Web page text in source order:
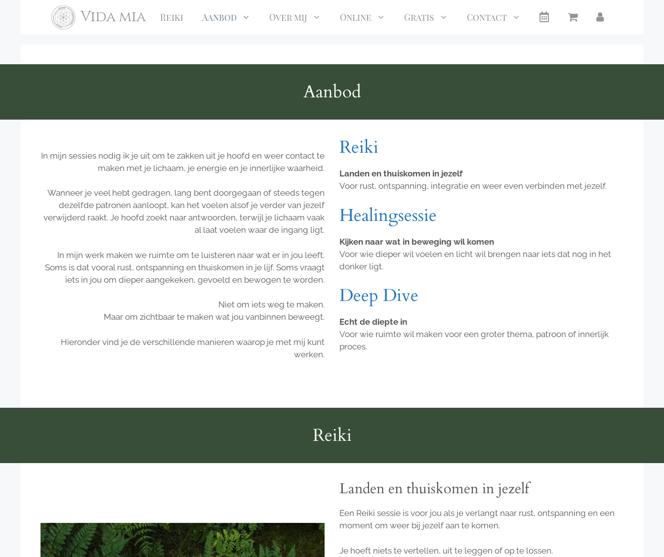
Vida mia Reiki Aanbod Over mij Online Gratis Contact AgendaWinkelmandje
Mijn
Aanbod
In mijn sessies nodig ik je uit om te zakken uit je hoofd en weer contact te
maken met je lichaam, je energie en je innerlijke waarheid.
Wanneer je veel hebt gedragen, lang bent doorgegaan of steeds tegen
dezelfde patronen aanloopt, kan het voelen alsof je verder van jezelf
verwijderd raakt. Je hoofd zoekt naar antwoorden, terwijl je lichaam vaak
al laat voelen waar de ingang ligt.
In mijn werk maken we ruimte om te luisteren naar wat er in jou leeft.
Soms is dat vooral rust, ontspanning en thuiskomen in je lijf. Soms vraagt
iets in jou om dieper aangekeken, gevoeld en bewogen te worden.
Niet om iets weg te maken.
Maar om zichtbaar te maken wat jou vanbinnen beweegt.
Hieronder vind je de verschillende manieren waarop je met mij kunt
werken.
Reiki
Landen en thuiskomen in jezelf
Voor rust, ontspanning, integratie en weer even verbinden met jezelf.
Healingsessie
Kijken naar wat in beweging wil komen
Voor wie dieper wil voelen en licht wil brengen naar iets dat nog in het
donker ligt.
Deep Dive
Echt de diepte in
Voor wie ruimte wil maken voor een groter thema, patroon of innerlijk
proces.
Reiki
Landen en thuiskomen in jezelf
Een Reiki sessie is voor jou als je verlangt naar rust, ontspanning en een
moment om weer bij jezelf aan te komen.
Je hoeft niets te vertellen, uit te leggen of op te lossen.